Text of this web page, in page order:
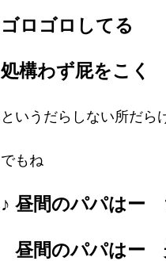
ゴロゴロしてる
処構わず屁をこく
というだらしない所だら
でもね
♪ 昼間のパパはー
昼間のパパはー